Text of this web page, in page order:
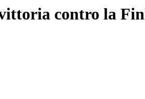
contro la